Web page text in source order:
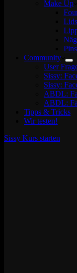
Make Up
Community
User
Sissy:
Sissy:
ABDL:
ABDL:
Tipps & Tricks
Wir testen!
Sissy Kurs starten